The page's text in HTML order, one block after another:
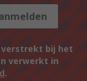
verstrekt bij het
verwerkt in
.